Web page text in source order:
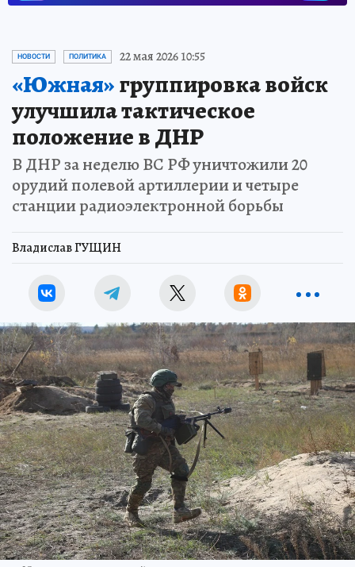
НОВОСТИ ПОЛИТИКА 22 мая 2026 10:55
«Южная»группировка войск
улучшила тактическое
положение в ДНР
В ДНР за неделю ВС РФ уничтожили 20
орудий полевой артиллерии и четыре
станции радиоэлектронной борьбы
Владислав ГУЩИН